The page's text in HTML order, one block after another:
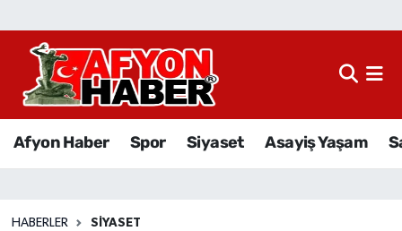
Afyon Haber Spor Siyaset Asayiş Yaşam
HABERLER SIYASET
Afyon Haber